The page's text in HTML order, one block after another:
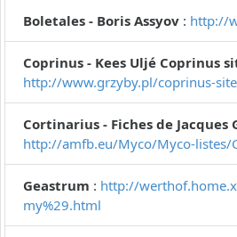
Boletales - Boris Assyov : http://
Coprinus - Kees Uljé Coprinus
http://www.grzyby.pl/coprinus-
Cortinarius - Fiches de Jacques
http://amfb.eu/Myco/Myco-listes/
Geastrum : http://
my%29.html